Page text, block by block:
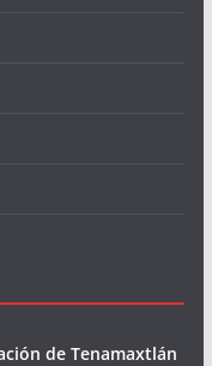
de Tenamaxtlán